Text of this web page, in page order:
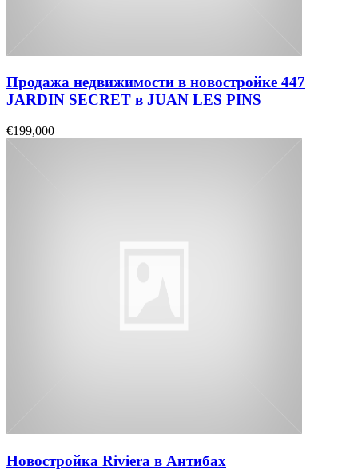
Продажа недвижимости в новостройке 447
JARDIN SECRET в JUAN LES PINS
€199,000
Новостройка Riviera в Антибах